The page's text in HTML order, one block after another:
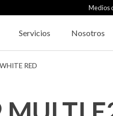
Medios
Servicios Nosotros
RED